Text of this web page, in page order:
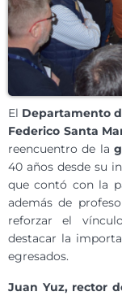
El Departamento
Federico Santa
reencuentro de la
40 años desde su
que contó con la
además de
reforzar el
destacar la
egresados.
Juan Yuz, rector